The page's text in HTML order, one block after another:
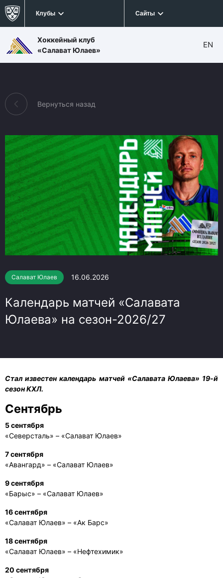
Клубы Сайты
Хоккейный клуб
«Салават Юлаев»
EN
Вернуться назад
Салават Юлаев 16.06.2026
Календарь матчей «Салавата
Юлаева» на сезон-2026/27
Стал известен календарь матчей «Салавата Юлаева» 19-й
сезон КХЛ.
Сентябрь
5 сентября
«Северсталь» – «Салават Юлаев»
7 сентября
«Авангард» – «Салават Юлаев»
9 сентября
«Барыс» – «Салават Юлаев»
16 сентября
«Салават Юлаев» – «Ак Барс»
18 сентября
«Салават Юлаев» – «Нефтехимик»
20 сентября